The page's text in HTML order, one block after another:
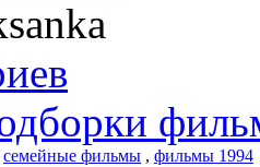
семейные фильмы , фильмы 1994